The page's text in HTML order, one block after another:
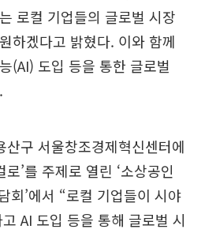
로컬 기업들의 글로벌 시장
하겠다고 밝혔다. 이와 함께
(AI) 도입 등을 통한 글로벌
구 서울창조경제혁신센터에
’를 주제로 열린 ‘소상공인
회’에서 “로컬 기업들이 시야
AI 도입 등을 통해 글로벌 시